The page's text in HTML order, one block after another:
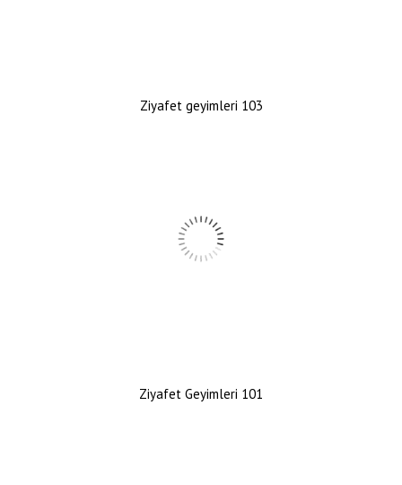
Ziyafet geyimleri 103
Ziyafet Geyimleri 101